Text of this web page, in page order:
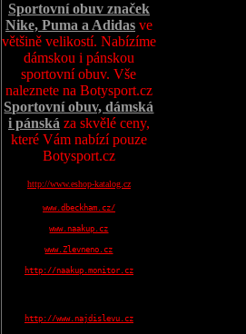
Sportovní obuv značek
Nike, Puma a Adidas ve
většině velikostí. Nabízíme
dámskou i pánskou
sportovní obuv. Vše
naleznete na Botysport.cz
Sportovní obuv, dámská
i pánská za skvělé ceny,
které Vám nabízí pouze
Botysport.cz
http://www.eshop-katalog.cz
www.dbeckham.cz/
www.naakup.cz
www.Zlevneno.cz
http://naakup.monitor.cz
http://www.najdislevu.cz